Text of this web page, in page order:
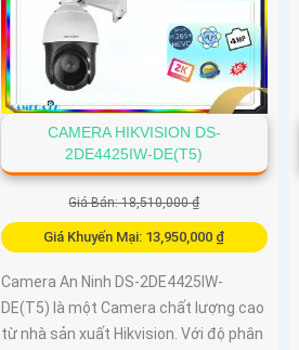
CAMERA HIKVISION DS-
2DE4425IW-DE(T5)
Giá Bán: 18,510,000 ₫
Giá Khuyến Mại: 13,950,000 ₫
Camera An Ninh DS-2DE4425IW-
DE(T5) là một Camera chất lượng cao
từ nhà sản xuất Hikvision. Với độ phân